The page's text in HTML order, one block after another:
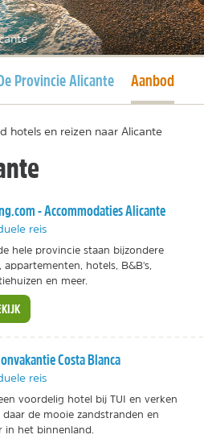
pagina
Provincie Alicante Huidige pagina
Aanbod
hotels en reizen naar Alicante
- Accommodaties Alicante
reis
hele provincie staan bijzondere
appartementen, hotels, B&B's,
en meer.
Costa Blanca
reis
voordelig hotel bij TUI en verken
de mooie zandstranden en
in het binnenland.